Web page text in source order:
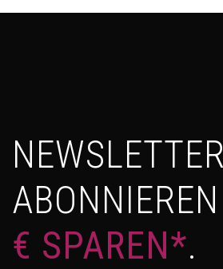
NEWSLETTER
€ SPAREN*.